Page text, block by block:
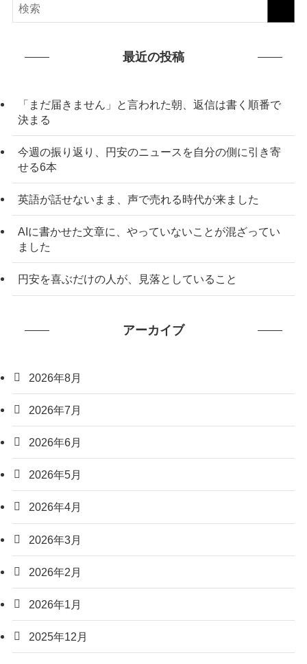
最近の投稿
「まだ届きません」と言われた朝、返信は書く順番で
決まる
今週の振り返り、円安のニュースを自分の側に引き寄
せる6本
英語が話せないまま、声で売れる時代が来ました
AIに書かせた文章に、やっていないことが混ざってい
ました
円安を喜ぶだけの人が、見落としていること
アーカイブ
2026年8月
2026年7月
2026年6月
2026年5月
2026年4月
2026年3月
2026年2月
2026年1月
2025年12月